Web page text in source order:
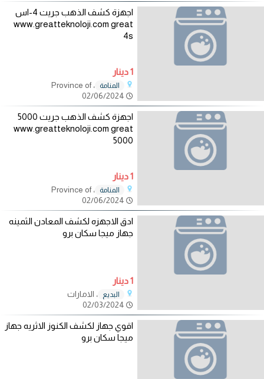
اجهزة كشف الذهب جريت 4-اس
www.greatteknoloji.com great
4s
1 دينار
المنامة
، Province of
اجهزة كشف الذهب جريت 5000
www.greatteknoloji.com great
5000
1 دينار
المنامة
، Province of
ادق الاجهزه لكشف المعادن الثمينه
جهاز ميجا سكان برو
1 دينار
البديع
، الامارات
اقوي جهاز لكشف الكنوز الاثريه جهاز
ميجا سكان برو